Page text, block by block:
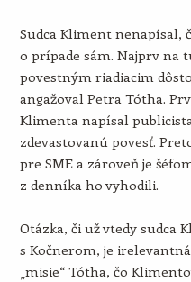
Sudca Kliment nenapísal,
o prípade sám. Najprv na
povestným riadiacim
angažoval Petra Tótha.
Klimenta napísal
zdevastovanú povesť.
pre SME a zároveň je
z denníka ho vyhodili.
Otázka, či už vtedy sudca
s Kočnerom, je
„misie“ Tótha, čo